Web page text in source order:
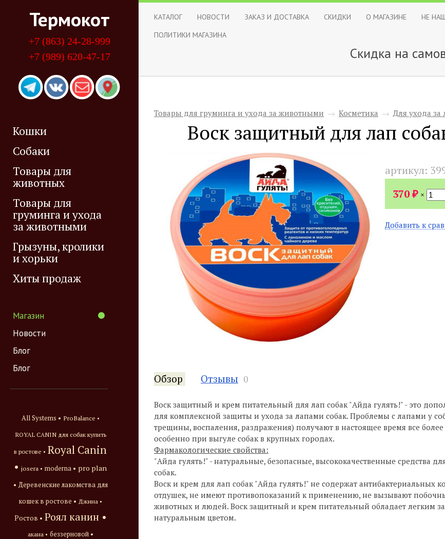
Термокот
+7 (863) 24-28-999
+7 (989) 620-47-17
Кошки
Собаки
Товары для
животных
Товары для
груминга и ухода
за животными
Грызуны, кролики
и хорьки
Хиты продаж
Магазин
Новости
Блог
Блог
All Systems • ProBalance •
ROYAL CANIN для собак купить
в ростове • Royal Canin
• josera • moderna • pro plan
• Деревенские лакомства для
кошек в ростове • Джина •
Ростов • Роял канин •
акана • беззерновой •
КАТАЛОГ НОВОСТИ ЗАКАЗ И ДОСТАВКА СКИДКИ О МАГАЗИНЕ НЕ
ПОЛИТИКИ МАГАЗИНА
Скидка на
Товары для груминга и ухода за животными → Косметика → Для ухода за
Воск защитный для лап
артикул:
370₽ ×
Добавить к
Обзор Отзывы 0
Воск защитный и крем питательный для лап собак "Айда гулять!" - это
для комплексной защиты и ухода за лапами собак. Проблемы с лапами у
трещины, воспаления, раздражения) получают в настоящее время все
особенно при выгуле собак в крупных городах.
Фармакологические свойства:
"Айда гулять!" - натуральные, безопасные, высококачественные средства
собак.
Воск и крем для лап собак "Айда гулять!" не содержат антибактериальных
отдушек, не имеют противопоказаний к применению, не вызывают
животных и людей. Воск защитный и крем питательный обладает легким
натуральным цветом.